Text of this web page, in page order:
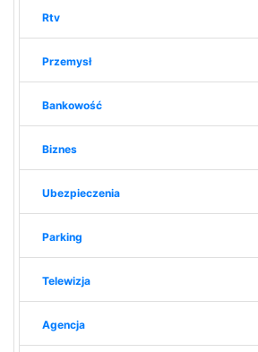
Rtv
Przemysł
Bankowość
Biznes
Ubezpieczenia
Parking
Telewizja
Agencja